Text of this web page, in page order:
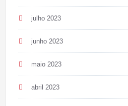
julho 2023
junho 2023
maio 2023
abril 2023